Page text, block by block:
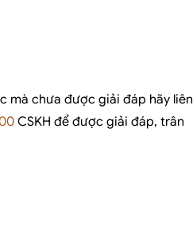
mà chưa được giải đáp hãy liên
CSKH để được giải đáp, trân